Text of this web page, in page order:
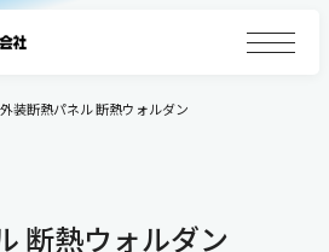
外装断熱パネル 断熱ウォルダン
断熱ウォルダン